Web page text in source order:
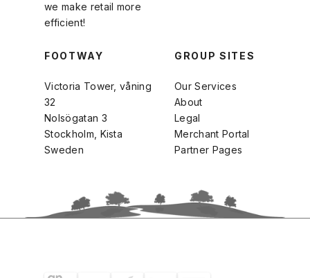
we make retail more
efficient!
FOOTWAY
Victoria Tower, våning
32
Nolsögatan 3
Stockholm, Kista
Sweden
GROUP SITES
Our Services
About
Legal
Merchant Portal
Partner Pages